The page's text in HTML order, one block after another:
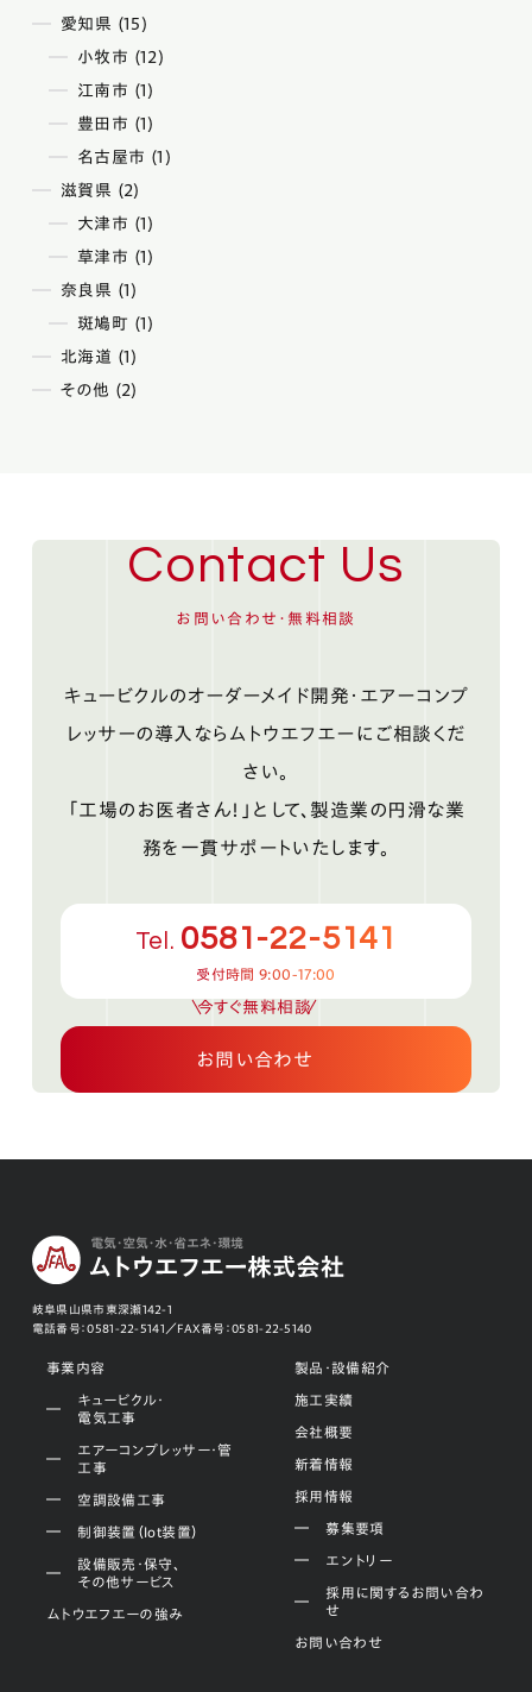
愛知県 (15)
小牧市 (12)
江南市 (1)
豊田市 (1)
名古屋市 (1)
滋賀県 (2)
大津市 (1)
草津市 (1)
奈良県 (1)
斑鳩町 (1)
北海道 (1)
その他 (2)
Contact Us
お問い合わせ・無料相談
キュービクルのオーダーメイド開発・エアーコンプ
レッサーの導入ならムトウエフエーにご相談くだ
さい。
「工場のお医者さん！」として、製造業の円滑な業
務を一貫サポートいたします。
Tel. 0581-22-5141
受付時間 9:00-17:00
今すぐ無料相談
お問い合わせ
岐阜県山県市東深瀬142-1
電話番号：0581-22-5141／ FAX番号：0581-22-5140
事業内容
キュービクル・
電気工事
エアーコンプレッサー・管
工事
空調設備工事
制御装置（Iot装置）
設備販売・保守、
その他サービス
ムトウエフエーの強み
製品・設備紹介
施工実績
会社概要
新着情報
採用情報
募集要項
エントリー
採用に関するお問い合わ
せ
お問い合わせ